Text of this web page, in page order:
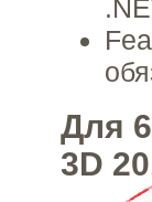
Для
3D